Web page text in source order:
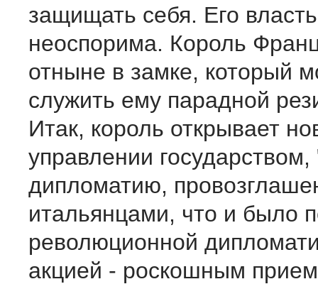
защищать себя. Его
неоспорима. Король
отныне в замке, который
служить ему парадной
Итак, король открывает
управлении
дипломатию,
итальянцами, что и было
революционной
акцией - роскошным